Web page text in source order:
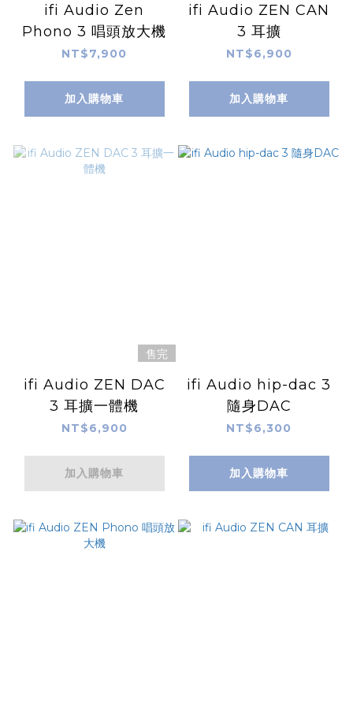
ifi Audio Zen
Phono 3 唱頭放大機
NT$7,900
加入購物車
ifi Audio ZEN CAN
3 耳擴
NT$6,900
加入購物車
售完
ifi Audio ZEN DAC
3 耳擴一體機
NT$6,900
加入購物車
ifi Audio hip-dac 3
隨身DAC
NT$6,300
加入購物車